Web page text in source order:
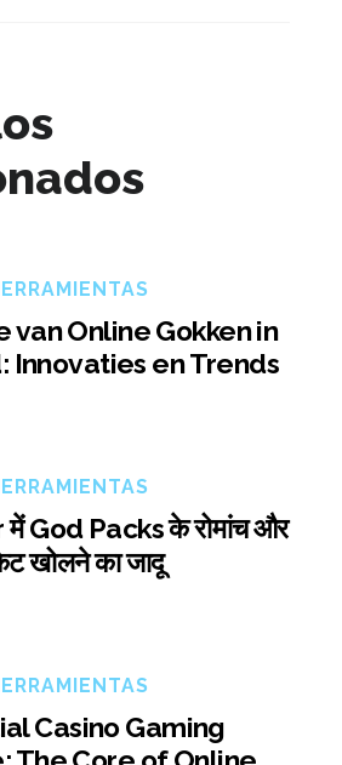
van Online Gokken in
Innovaties en Trends
God Packs के रोमांच और
खोलने का जादू
Casino Gaming